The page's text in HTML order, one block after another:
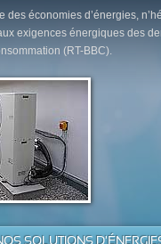
des économies d’énergies,
exigences énergiques des
(RT-BBC).
SOLUTIONS DE